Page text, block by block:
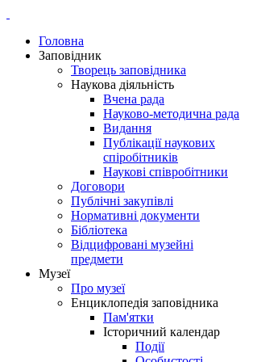
Головна
Заповідник
Творець заповідника
Наукова діяльність
Вчена рада
Науково-методична рада
Видання
Публікації наукових
спіробітників
Наукові співробітники
Договори
Публічні закупівлі
Нормативні документи
Бібліотека
Відцифровані музейні
предмети
Музеї
Про музеї
Енциклопедія заповідника
Пам'ятки
Історичний календар
Події